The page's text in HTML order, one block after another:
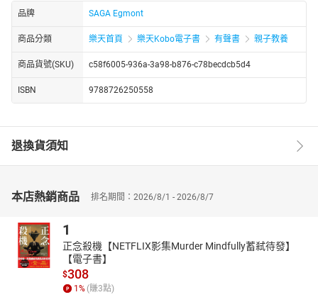
品牌 SAGA Egmont
商品分類 樂天首頁 樂天Kobo電子書 有聲書 親子教養
商品貨號(SKU) c58f6005-936a-3a98-b876-c78becdcb5d4
ISBN 9788726250558
退換貨須知
本店熱銷商品 排名期間：2026/8/1 - 2026/8/7
1
正念殺機【NETFLIX影集Murder Mindfully蓄弒待發】
【電子書】
$308
1% (賺3點)